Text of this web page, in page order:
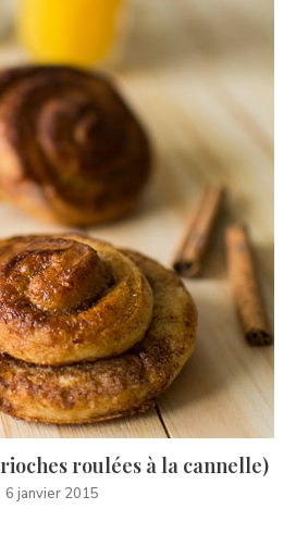
roulées à la cannelle)
6 janvier 2015